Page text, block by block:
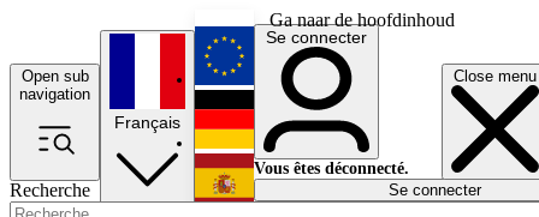
Ga naar de hoofdinhoud
Open sub
navigation
Close menu
Recherche
Français
English
Deutsch
Español
Se connecter
Vous êtes déconnecté.
Se connecter